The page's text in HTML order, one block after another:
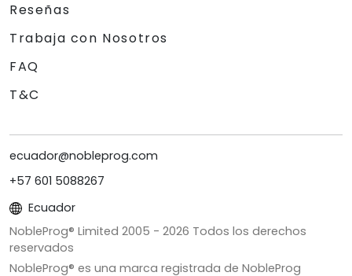
Reseñas
Trabaja con Nosotros
FAQ
T&C
ecuador@nobleprog.com
+57 601 5088267
Ecuador
NobleProg® Limited 2005 - 2026 Todos los derechos
reservados
NobleProg® es una marca registrada de NobleProg